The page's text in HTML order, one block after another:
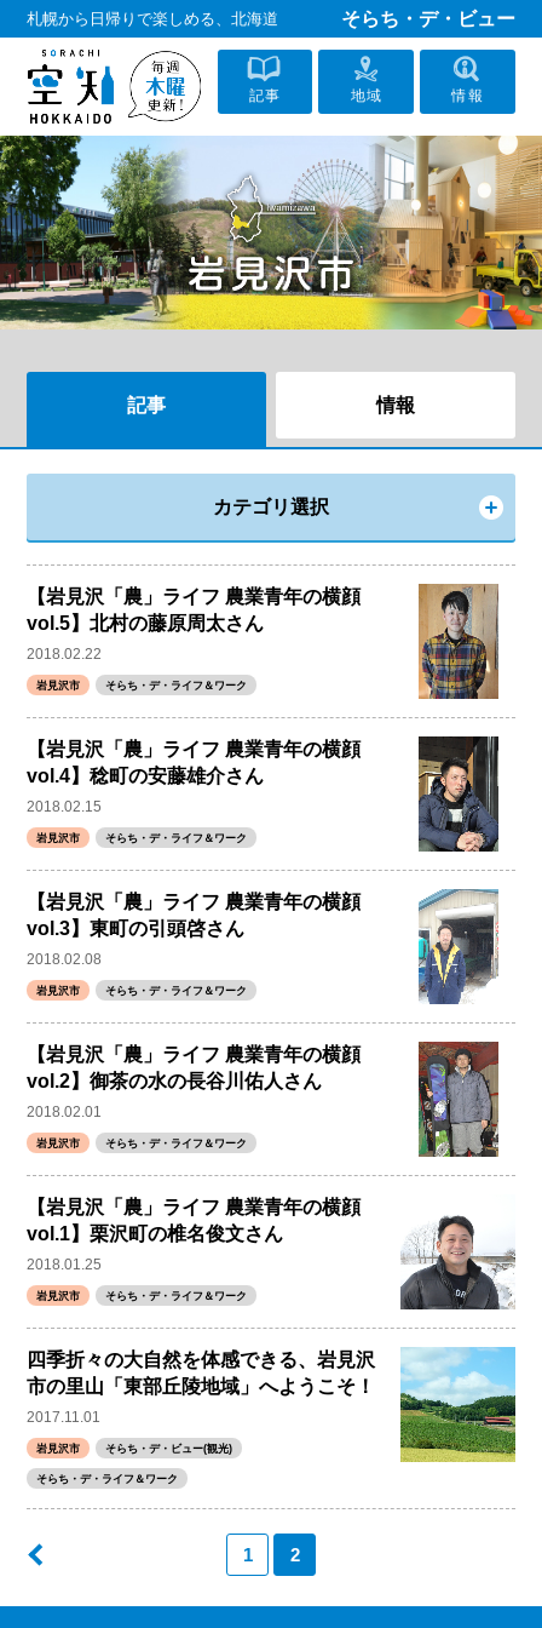
札幌から日帰りで楽しめる、北海道 そらち・デ・ビュー
記事 地域 情報
記事 情報
カテゴリ選択
【岩見沢「農」ライフ 農業青年の横顔
vol.5】北村の藤原周太さん
2018.02.22
岩見沢市 そらち・デ・ライフ＆ワーク
【岩見沢「農」ライフ 農業青年の横顔
vol.4】稔町の安藤雄介さん
2018.02.15
岩見沢市 そらち・デ・ライフ＆ワーク
【岩見沢「農」ライフ 農業青年の横顔
vol.3】東町の引頭啓さん
2018.02.08
岩見沢市 そらち・デ・ライフ＆ワーク
【岩見沢「農」ライフ 農業青年の横顔
vol.2】御茶の水の長谷川佑人さん
2018.02.01
岩見沢市 そらち・デ・ライフ＆ワーク
【岩見沢「農」ライフ 農業青年の横顔
vol.1】栗沢町の椎名俊文さん
2018.01.25
岩見沢市 そらち・デ・ライフ＆ワーク
四季折々の大自然を体感できる、岩見沢
市の里山「東部丘陵地域」へようこそ！
2017.11.01
岩見沢市 そらち・デ・ビュー(観光)
そらち・デ・ライフ＆ワーク
1 2